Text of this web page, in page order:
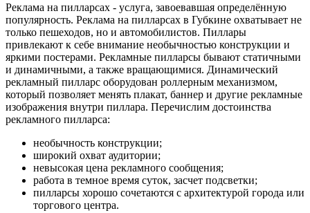
Реклама на пилларсах - услуга, завоевавшая определённую
популярность. Реклама на пилларсах в Губкине охватывает не
только пешеходов, но и автомобилистов. Пиллары
привлекают к себе внимание необычностью конструкции и
яркими постерами. Рекламные пилларсы бывают статичными
и динамичными, а также вращающимися. Динамический
рекламный пилларс оборудован роллерным механизмом,
который позволяет менять плакат, баннер и другие рекламные
изображения внутри пиллара. Перечислим достоинства
рекламного пилларса:
необычность конструкции;
широкий охват аудитории;
невысокая цена рекламного сообщения;
работа в темное время суток, засчет подсветки;
пилларсы хорошо сочетаются с архитектурой города или
торгового центра.